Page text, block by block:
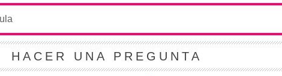
HACER UNA PREGUNTA